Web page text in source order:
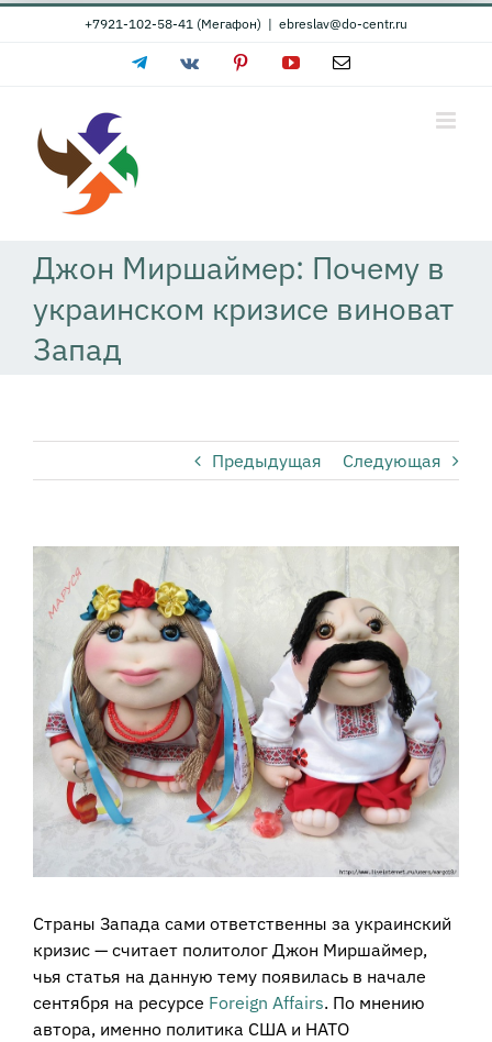
Skip
+7921-102-58-41 (Мегафон) | ebreslav@do-centr.ru
TelegramVk PinterestYouTubeEmail
Джон Миршаймер: Почему в
украинском кризисе виноват
Запад
Предыдущая Следующая
Larger
Image
Страны Запада сами ответственны за украинский
кризис — считает политолог Джон Миршаймер,
чья статья на данную тему появилась в начале
сентября на ресурсе Foreign Affairs. По мнению
автора, именно политика США и НАТО